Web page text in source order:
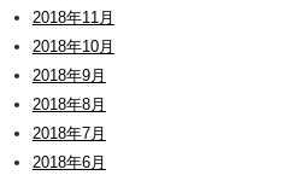
2018年11月
2018年10月
2018年9月
2018年8月
2018年7月
2018年6月